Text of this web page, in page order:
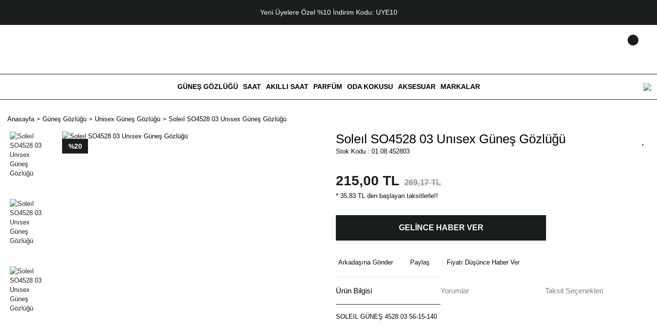
Yeni Üyelere Özel %10 İndirim Kodu: UYE10
GÜNEŞ GÖZLÜĞÜ SAAT AKILLI SAAT PARFÜM ODA KOKUSU AKSESUAR MARKALAR
Anasayfa Güneş Gözlüğü Unisex Güneş Gözlüğü Soleıl SO4528 03 Unısex Güneş Gözlüğü
%20 Soleıl SO4528 03 Unısex Güneş Gözlüğü
Stok Kodu : 01.08.452803
215,00 TL 269,17 TL
* 35,83 TL den başlayan taksitlerle!!
GELİNCE HABER VER
Arkadaşına Gönder Paylaş Fiyatı Düşünce Haber Ver
Ürün Bilgisi Yorumlar Taksit Seçenekleri
SOLEIL GÜNEŞ 4528 03 56-15-140